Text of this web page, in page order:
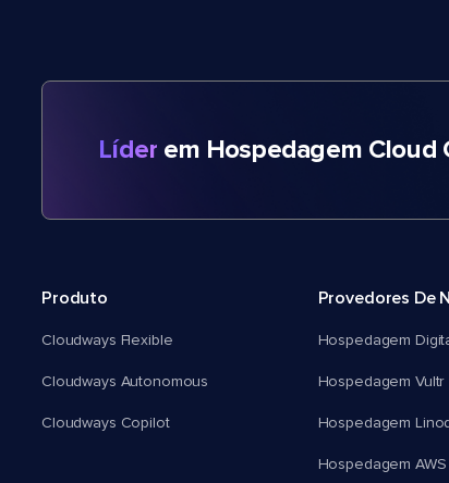
Líder em Hospedagem Cloud
Produto
Cloudways Flexible
Cloudways Autonomous
Cloudways Copilot
Provedores De
Hospedagem
Hospedagem Vultr
Hospedagem
Hospedagem AWS